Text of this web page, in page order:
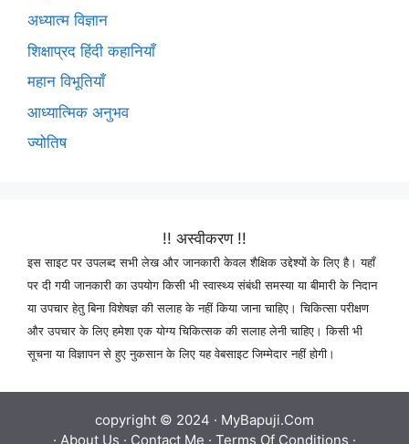
अध्यात्म विज्ञान
शिक्षाप्रद हिंदी कहानियाँ
महान विभूतियाँ
आध्यात्मिक अनुभव
ज्योतिष
!! अस्वीकरण !!
इस साइट पर उपलब्द सभी लेख और जानकारी केवल शैक्षिक उद्देश्यों के लिए है। यहाँ
पर दी गयी जानकारी का उपयोग किसी भी स्वास्थ्य संबंधी समस्या या बीमारी के निदान
या उपचार हेतु बिना विशेषज्ञ की सलाह के नहीं किया जाना चाहिए। चिकित्सा परीक्षण
और उपचार के लिए हमेशा एक योग्य चिकित्सक की सलाह लेनी चाहिए। किसी भी
सूचना या विज्ञापन से हुए नुकसान के लिए यह वेबसाइट जिम्मेदार नहीं होगी।
copyright © 2024 · MyBapuji.Com
· About Us · Contact Me · Terms Of Conditions ·